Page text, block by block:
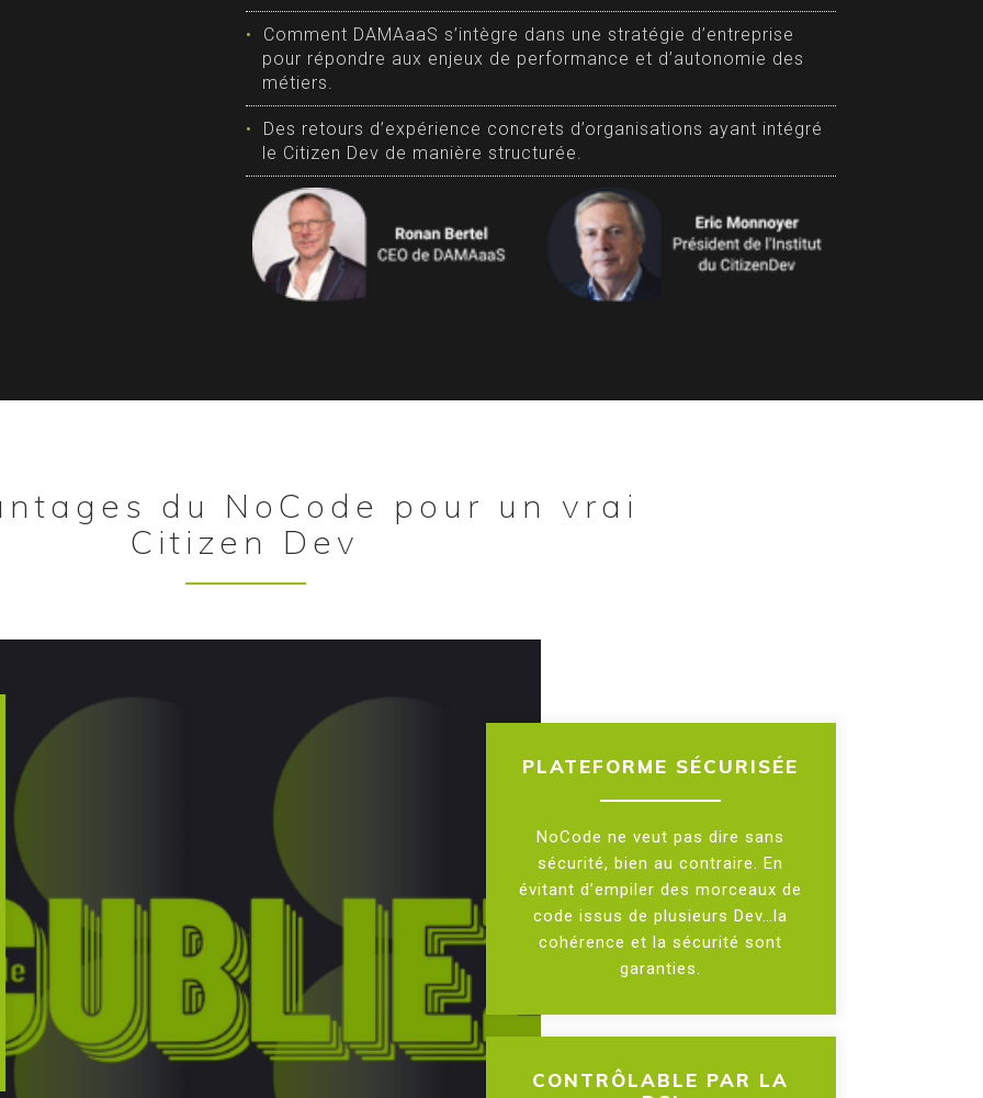
Comment DAMAaaS s’intègre dans une stratégie d’entreprise
pour répondre aux enjeux de performance et d’autonomie des
métiers.
Des retours d’expérience concrets d’organisations ayant intégré
le Citizen Dev de manière structurée.
du NoCode pour un vrai
Citizen Dev
PLATEFORME SÉCURISÉE
NoCode ne veut pas dire sans
sécurité, bien au contraire. En
évitant d’empiler des morceaux de
code issus de plusieurs Dev…la
cohérence et la sécurité sont
garanties.
CONTRÔLABLE PAR LA